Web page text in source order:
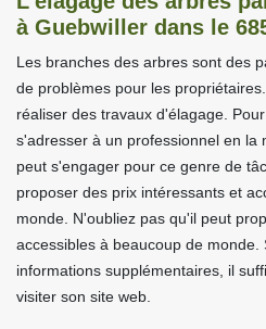
à Guebwiller dans le
Les branches des arbres sont des
de problèmes pour les
réaliser des travaux d'élagage.
s'adresser à un professionnel en la
peut s'engager pour ce genre de
proposer des prix intéressants et
monde. N'oubliez pas qu'il peut
accessibles à beaucoup de monde.
informations supplémentaires, il
visiter son site web.